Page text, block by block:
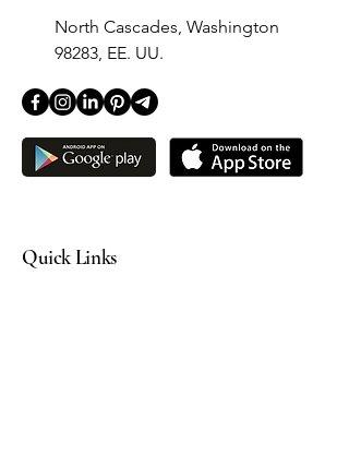
North Cascades, Washington
98283, EE. UU.
Quick Links